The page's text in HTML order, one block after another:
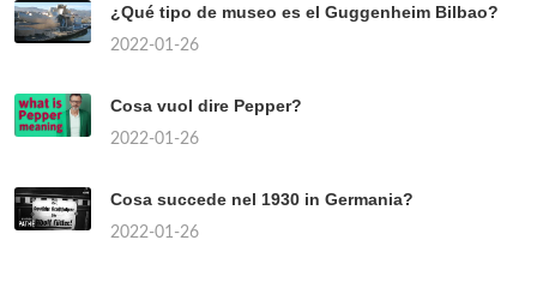
¿Qué tipo de museo es el Guggenheim Bilbao?
2022-01-26
Cosa vuol dire Pepper?
2022-01-26
Cosa succede nel 1930 in Germania?
2022-01-26